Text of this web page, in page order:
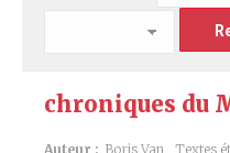
chroniques du
Auteur : Boris Van
Textes